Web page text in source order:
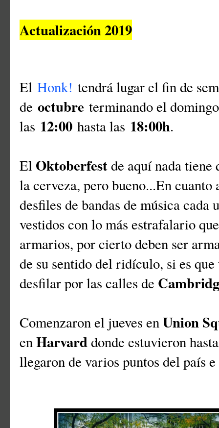
Actualización 2019
El Honk! tendrá lugar el fin de
de octubre terminando el
las 12:00 hasta las 18:00h.
El Oktoberfestde aquí nada tiene
la cerveza, pero bueno...En
desfiles de bandas de música cada
vestidos con lo más estrafalario
armarios, por cierto deben ser
de su sentido del ridículo, si es
desfilar por las calles de
Comenzaron el jueves enUnion
enHarvarddonde estuvieron
llegaron de varios puntos del país